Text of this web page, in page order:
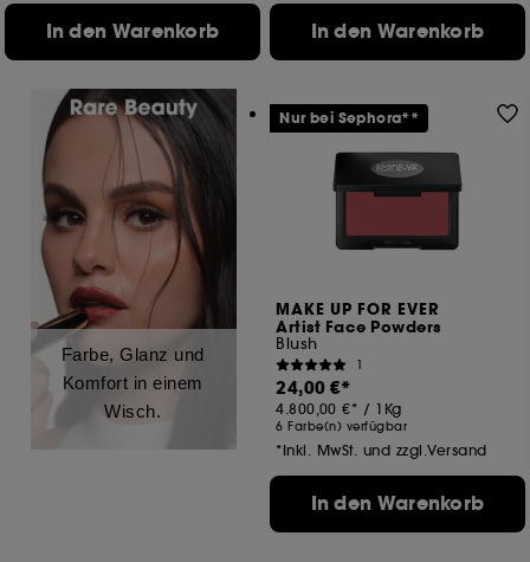
In den Warenkorb In den Warenkorb
Farbe, Glanz und
Komfort in einem
Wisch.
MAKE UP FOR EVER
Artist Face Powders
Blush
1
24,00 €
4.800,00 € / 1Kg
6 Farbe(n) verfügbar
*Inkl. MwSt. und zzgl.Versand
In den Warenkorb
Nur bei Sephora**